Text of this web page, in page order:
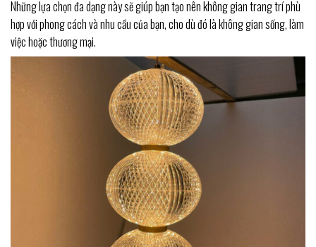
Những lựa chọn đa dạng này sẽ giúp bạn tạo nên không gian trang trí phù
hợp với phong cách và nhu cầu của bạn, cho dù đó là không gian sống, làm
việc hoặc thương mại.